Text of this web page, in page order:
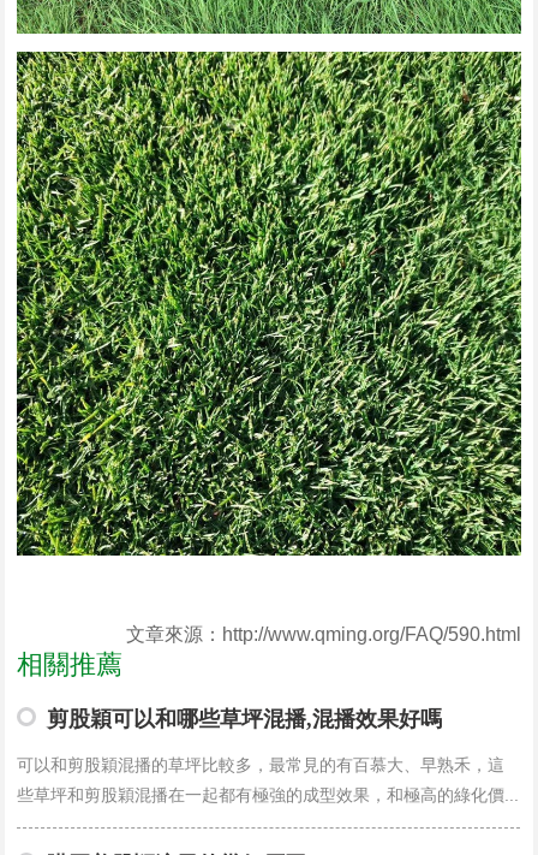
文章來源：http://www.qming.org/FAQ/590.html
相關推薦
剪股穎可以和哪些草坪混播,混播效果好嗎
可以和剪股穎混播的草坪比較多，最常見的有百慕大、早熟禾，這
些草坪和剪股穎混播在一起都有極強的成型效果，和極高的綠化價...